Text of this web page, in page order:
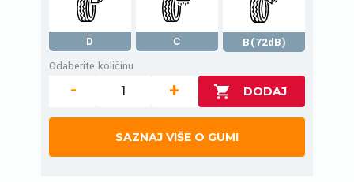
D C
B(72dB)
Odaberite količinu
- +
SAZNAJ VIŠE O GUMI